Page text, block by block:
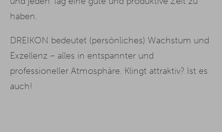
haben.
DREIKON bedeutet (persönliches) Wachstum und
Exzellenz – alles in entspannter und
professioneller Atmosphäre. Klingt attraktiv? Ist es
auch!